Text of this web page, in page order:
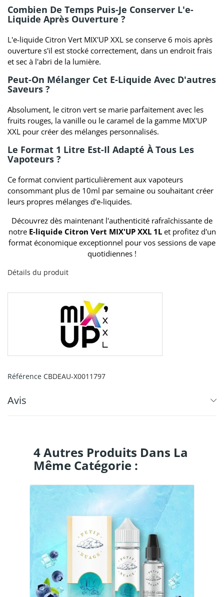
Combien De Temps Puis-Je Conserver L'e-
Liquide Après Ouverture ?
L'e-liquide Citron Vert MIX'UP XXL se conserve 6 mois après
ouverture s'il est stocké correctement, dans un endroit frais
et sec à l'abri de la lumière.
Peut-On Mélanger Cet E-Liquide Avec D'autres
Saveurs ?
Absolument, le citron vert se marie parfaitement avec les
fruits rouges, la vanille ou le caramel de la gamme MIX'UP
XXL pour créer des mélanges personnalisés.
Le Format 1 Litre Est-Il Adapté À Tous Les
Vapoteurs ?
Ce format convient particulièrement aux vapoteurs
consommant plus de 10ml par semaine ou souhaitant créer
leurs propres mélanges d'e-liquides.
Découvrez dès maintenant l'authenticité rafraîchissante de
notre E-liquide Citron Vert MIX'UP XXL 1Let profitez d'un
format économique exceptionnel pour vos sessions de vape
quotidiennes !
Détails du produit
Référence CBDEAU-X0011797
Avis
4 Autres Produits Dans La
Même Catégorie :